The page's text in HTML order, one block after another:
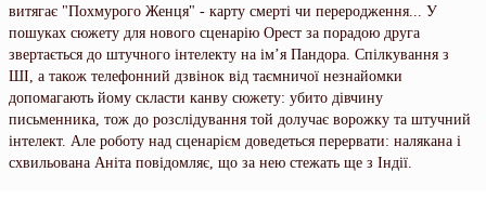
витягає "Похмурого Женця" - карту смерті чи переродження... У
пошуках сюжету для нового сценарію Орест за порадою друга
звертається до штучного інтелекту на ім’я Пандора. Спілкування з
ШІ, а також телефонний дзвінок від таємничої незнайомки
допомагають йому скласти канву сюжету: убито дівчину
письменника, тож до розслідування той долучає ворожку та штучний
інтелект. Але роботу над сценарієм доведеться перервати: налякана і
схвильована Аніта повідомляє, що за нею стежать ще з Індії.